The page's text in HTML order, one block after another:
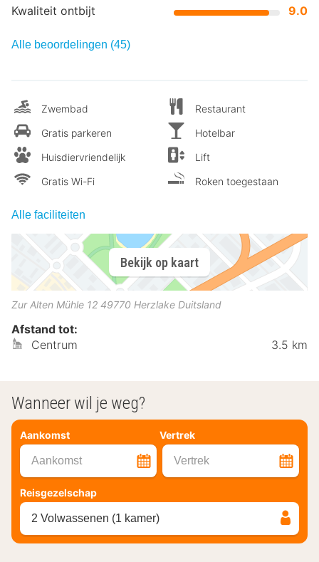
Kwaliteit ontbijt
9.0
Alle beoordelingen (45)
Zwembad
Gratis parkeren
Huisdiervriendelijk
Gratis Wi-Fi
Restaurant
Hotelbar
Lift
Roken toegestaan
Alle faciliteiten
Bekijk op kaart
Zur Alten Mühle 12 49770 Herzlake Duitsland
Afstand tot:
Centrum
3.5 km
Wanneer wil je weg?
Aankomst Vertrek
Aankomst Vertrek
Reisgezelschap
2 Volwassenen (1 kamer)